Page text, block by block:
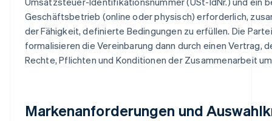
Geschäftsbetrieb (online oder physisch) erforderlich,
der Fähigkeit, definierte Bedingungen zu erfüllen. Die
formalisieren die Vereinbarung dann durch einen Vertrag,
Rechte, Pflichten und Konditionen der Zusammenarbeit
Markenanforderungen und